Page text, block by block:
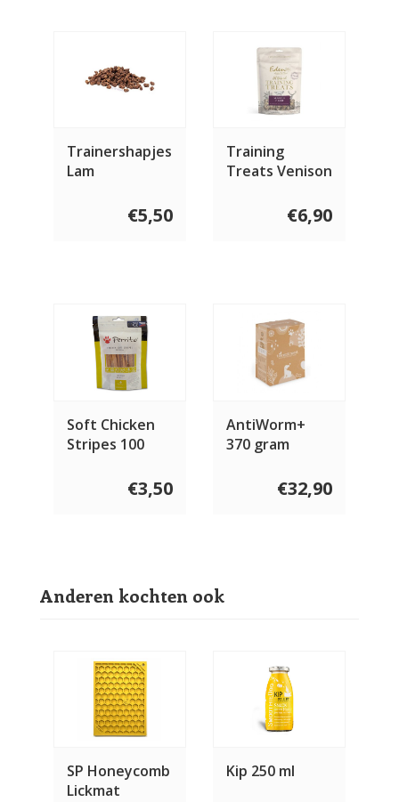
Trainershapjes
Lam
€5,50
Training
Treats Venison
€6,90
Soft Chicken
Stripes 100
€3,50
AntiWorm+
370 gram
€32,90
Anderen kochten ook
SP Honeycomb
Lickmat
Kip 250 ml